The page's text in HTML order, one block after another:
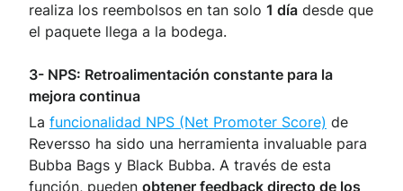
realiza los reembolsos en tan solo 1 día desde que
el paquete llega a la bodega.
3- NPS: Retroalimentación constante para la
mejora continua
La funcionalidad NPS (Net Promoter Score) de
Reversso ha sido una herramienta invaluable para
Bubba Bags y Black Bubba. A través de esta
función, pueden obtener feedback directo de los